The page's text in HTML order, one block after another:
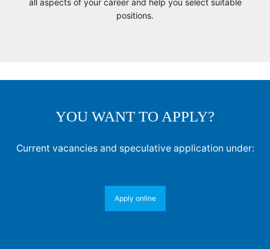
positions.
YOU WANT TO APPLY?
Current vacancies and speculative application under:
Apply online